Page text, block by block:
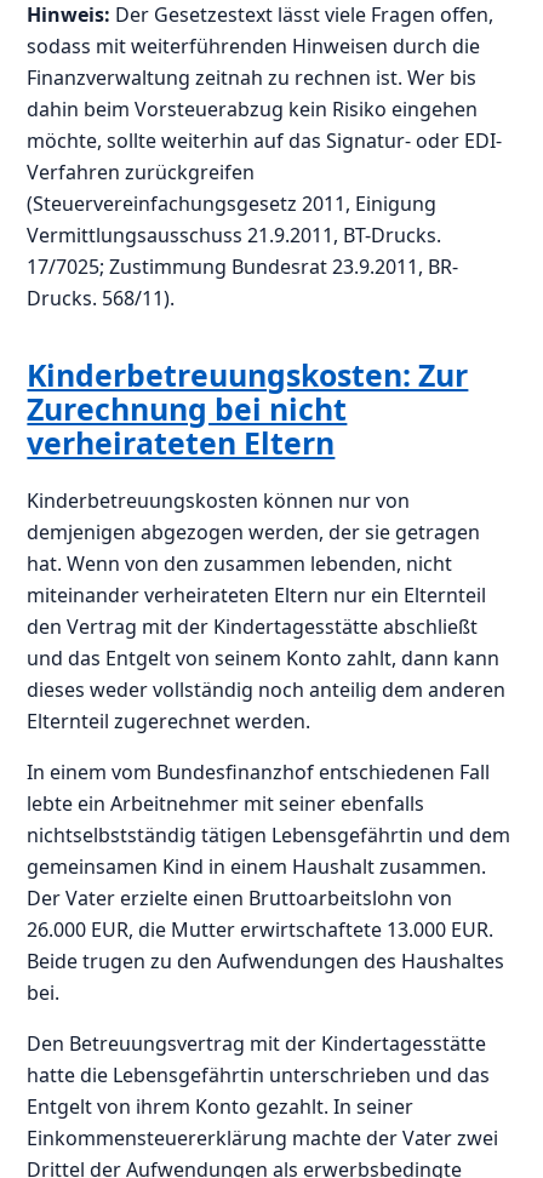
Hinweis: Der Gesetzestext lässt viele Fragen offen,
sodass mit weiterführenden Hinweisen durch die
Finanzverwaltung zeitnah zu rechnen ist. Wer bis
dahin beim Vorsteuerabzug kein Risiko eingehen
möchte, sollte weiterhin auf das Signatur- oder EDI-
Verfahren zurückgreifen
(Steuervereinfachungsgesetz 2011, Einigung
Vermittlungsausschuss 21.9.2011, BT-Drucks.
17/7025; Zustimmung Bundesrat 23.9.2011, BR-
Drucks. 568/11).
Kinderbetreuungskosten: Zur
Zurechnung bei nicht
verheirateten Eltern
Kinderbetreuungskosten können nur von
demjenigen abgezogen werden, der sie getragen
hat. Wenn von den zusammen lebenden, nicht
miteinander verheirateten Eltern nur ein Elternteil
den Vertrag mit der Kindertagesstätte abschließt
und das Entgelt von seinem Konto zahlt, dann kann
dieses weder vollständig noch anteilig dem anderen
Elternteil zugerechnet werden.
In einem vom Bundesfinanzhof entschiedenen Fall
lebte ein Arbeitnehmer mit seiner ebenfalls
nichtselbstständig tätigen Lebensgefährtin und dem
gemeinsamen Kind in einem Haushalt zusammen.
Der Vater erzielte einen Bruttoarbeitslohn von
26.000 EUR, die Mutter erwirtschaftete 13.000 EUR.
Beide trugen zu den Aufwendungen des Haushaltes
bei.
Den Betreuungsvertrag mit der Kindertagesstätte
hatte die Lebensgefährtin unterschrieben und das
Entgelt von ihrem Konto gezahlt. In seiner
Einkommensteuererklärung machte der Vater zwei
Drittel der Aufwendungen als erwerbsbedingte